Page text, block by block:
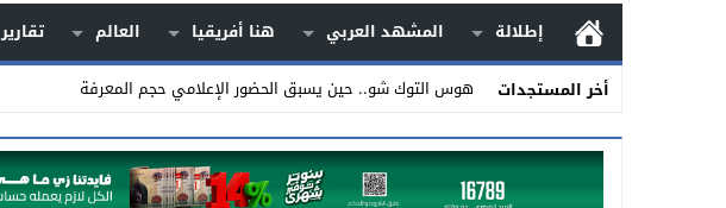
إطلالة المشهد العربي هنا أفريقيا العالم تقارير
أخر المستجدات
هوس التوك شو.. حين يسبق الحضور الإعلامي حجم المعرفة
Stop
Previous